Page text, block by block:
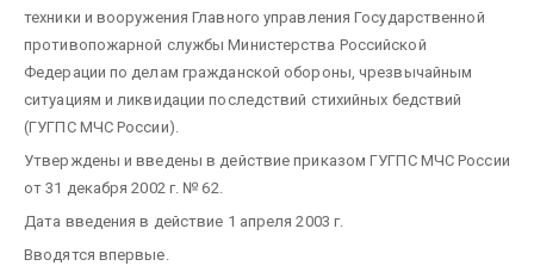
техники и вооружения Главного управления Государственной
противопожарной службы Министерства Российской
Федерации по делам гражданской обороны, чрезвычайным
ситуациям и ликвидации последствий стихийных бедствий
(ГУГПС МЧС России).
Утверждены и введены в действие приказом ГУГПС МЧС России
от 31 декабря 2002 г. № 62.
Дата введения в действие 1 апреля 2003 г.
Вводятся впервые.